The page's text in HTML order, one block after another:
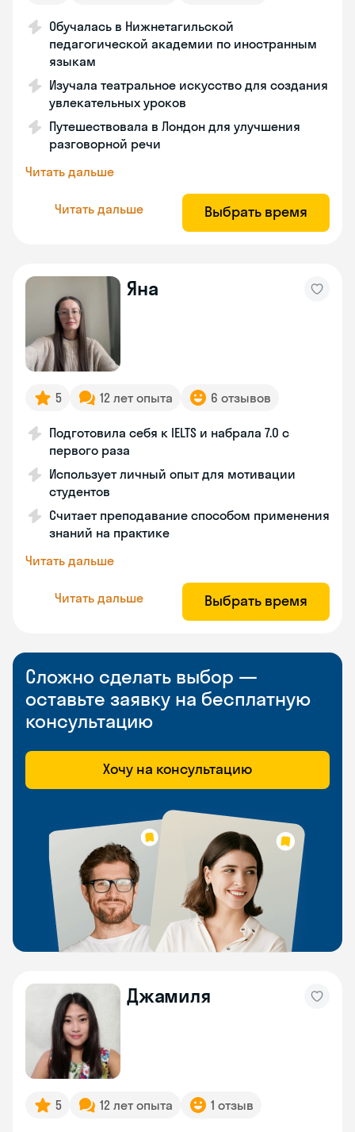
Обучалась в Нижнетагильской
педагогической академии по иностранным
языкам
Изучала театральное искусство для создания
увлекательных уроков
Путешествовала в Лондон для улучшения
разговорной речи
Читать дальше
Читать дальше Выбрать время
Яна
5 12 лет опыта 6 отзывов
Подготовила себя к IELTS и набрала 7.0 с
первого раза
Использует личный опыт для мотивации
студентов
Считает преподавание способом применения
знаний на практике
Читать дальше
Читать дальше Выбрать время
Сложно сделать выбор —
оставьте заявку на бесплатную
консультацию
Хочу на консультацию
Джамиля
5 12 лет опыта 1 отзыв